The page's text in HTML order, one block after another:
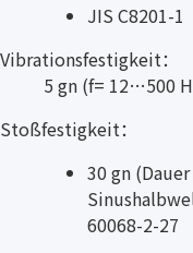
JIS C8201-1
Vibrationsfestigkeit：
5 gn (f= 12…500
Stoßfestigkeit：
30 gn
60068-2-27